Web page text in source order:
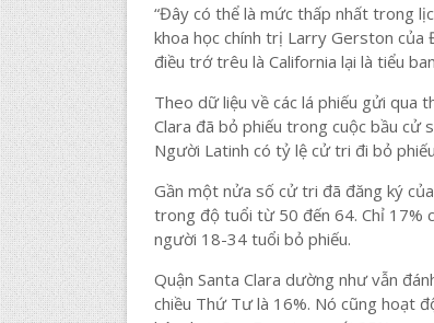
“Đây có thể là mức thấp nhất trong
khoa học chính trị Larry Gerston của
điều trớ trêu là California lại là tiểu
Theo dữ liệu về các lá phiếu gửi qua
Clara đã bỏ phiếu trong cuộc bầu cử
Người Latinh có tỷ lệ cử tri đi bỏ
Gần một nửa số cử tri đã đăng ký
trong độ tuổi từ 50 đến 64. Chỉ 17%
người 18-34 tuổi bỏ phiếu.
Quận Santa Clara dường như vẫn
chiều Thứ Tư là 16%. Nó cũng hoạt